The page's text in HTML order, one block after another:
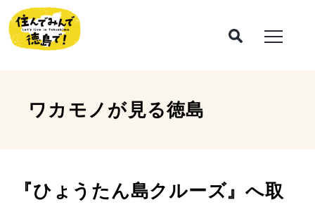
ワカモノが見る徳島
『ひょうたん島クルーズ』へ取